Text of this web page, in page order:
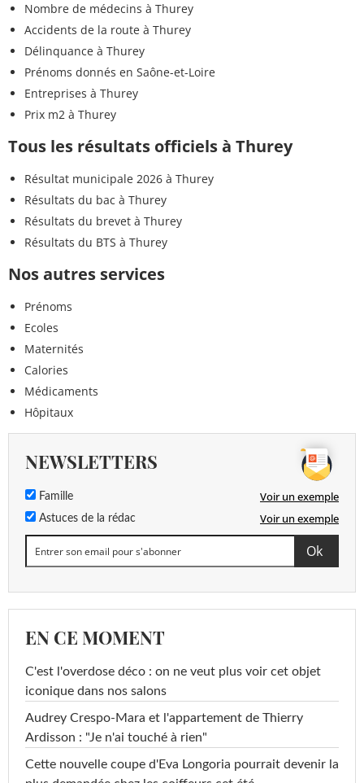
Nombre de médecins à Thurey
Accidents de la route à Thurey
Délinquance à Thurey
Prénoms donnés en Saône-et-Loire
Entreprises à Thurey
Prix m2 à Thurey
Tous les résultats officiels à Thurey
Résultat municipale 2026 à Thurey
Résultats du bac à Thurey
Résultats du brevet à Thurey
Résultats du BTS à Thurey
Nos autres services
Prénoms
Ecoles
Maternités
Calories
Médicaments
Hôpitaux
NEWSLETTERS
Famille Voir un exemple
Astuces de la rédac Voir un exemple
EN CE MOMENT
C'est l'overdose déco : on ne veut plus voir cet objet
iconique dans nos salons
Audrey Crespo-Mara et l'appartement de Thierry
Ardisson : "Je n'ai touché à rien"
Cette nouvelle coupe d'Eva Longoria pourrait devenir la